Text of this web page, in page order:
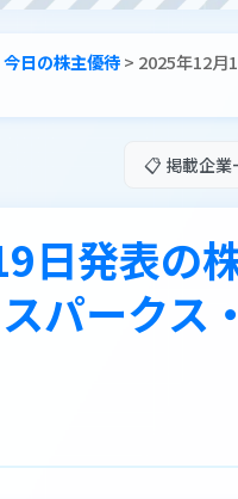
今日の株主優待> 2025年12月
📋 掲載企業
日発表の
パークス